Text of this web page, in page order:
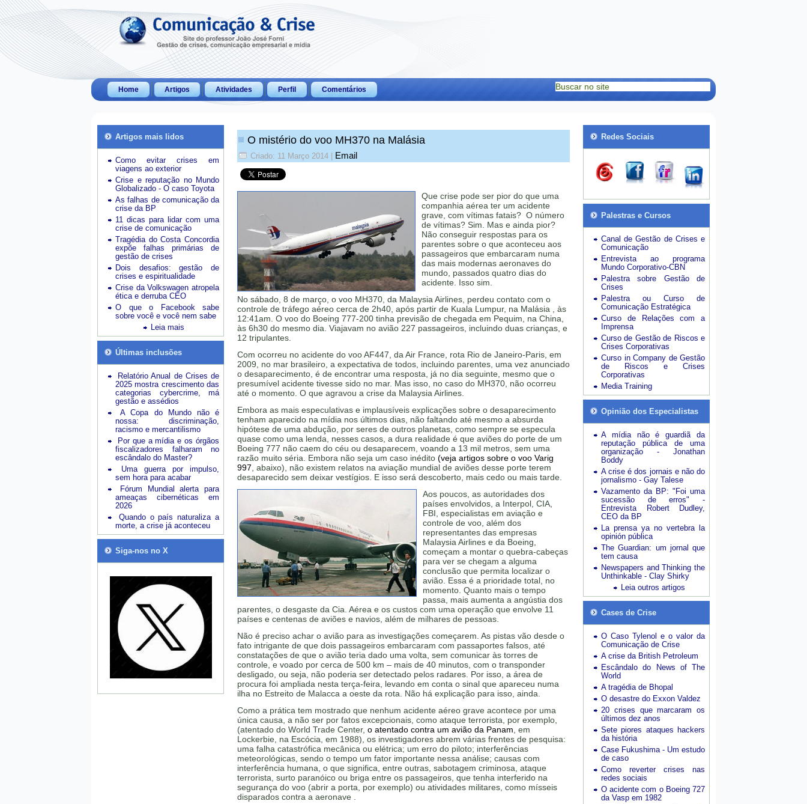
Home Artigos Atividades Perfil Comentários
Artigos mais lidos
Como evitar crises em
viagens ao exterior
Crise e reputação no Mundo
Globalizado - O caso Toyota
As falhas de comunicação da
crise da BP
11 dicas para lidar com uma
crise de comunicação
Tragédia do Costa Concordia
expõe falhas primárias de
gestão de crises
Dois desafios: gestão de
crises e espiritualidade
Crise da Volkswagen atropela
ética e derruba CEO
O que o Facebook sabe
sobre você e você nem sabe
Leia mais
Últimas inclusões
Relatório Anual de Crises de
2025 mostra crescimento das
categorias cybercrime, má
gestão e assédios
A Copa do Mundo não é
nossa: discriminação,
racismo e mercantilismo
Por que a mídia e os órgãos
fiscalizadores falharam no
escândalo do Master?
Uma guerra por impulso,
sem hora para acabar
Fórum Mundial alerta para
ameaças cibernéticas em
2026
Quando o país naturaliza a
morte, a crise já aconteceu
Siga-nos no X
O mistério do voo MH370 na Malásia
Criado: 11 Março 2014 Email
Que crise pode ser pior do que uma
companhia aérea ter um acidente
grave, com vítimas fatais? O número
de vítimas? Sim. Mas e ainda pior?
Não conseguir respostas para os
parentes sobre o que aconteceu aos
passageiros que embarcaram numa
das mais modernas aeronaves do
mundo, passados quatro dias do
acidente. Isso sim.
No sábado, 8 de março, o voo MH370, da Malaysia Airlines, perdeu contato com o
controle de tráfego aéreo cerca de 2h40, após partir de Kuala Lumpur, na Malásia , às
12:41am. O voo do Boeing 777-200 tinha previsão de chegada em Pequim, na China,
às 6h30 do mesmo dia. Viajavam no avião 227 passageiros, incluindo duas crianças, e
12 tripulantes.
Com ocorreu no acidente do voo AF447, da Air France, rota Rio de Janeiro-Paris, em
2009, no mar brasileiro, a expectativa de todos, incluindo parentes, uma vez anunciado
o desaparecimento, é de encontrar uma resposta, já no dia seguinte, mesmo que o
presumível acidente tivesse sido no mar. Mas isso, no caso do MH370, não ocorreu
até o momento. O que agravou a crise da Malaysia Airlines.
Embora as mais especulativas e implausíveis explicações sobre o desaparecimento
tenham aparecido na mídia nos últimos dias, não faltando até mesmo a absurda
hipótese de uma abdução, por seres de outros planetas, como sempre se especula
quase como uma lenda, nesses casos, a dura realidade é que aviões do porte de um
Boeing 777 não caem do céu ou desaparecem, voando a 13 mil metros, sem uma
razão muito séria. Embora não seja um caso inédito (veja artigos sobre o voo Varig
997 , abaixo), não existem relatos na aviação mundial de aviões desse porte terem
desaparecido sem deixar vestígios. E isso será descoberto, mais cedo ou mais tarde.
Aos poucos, as autoridades dos
países envolvidos, a Interpol, CIA,
FBI, especialistas em aviação e
controle de voo, além dos
representantes das empresas
Malaysia Airlines e da Boeing,
começam a montar o quebra-cabeças
para ver se chegam a alguma
conclusão que permita localizar o
avião. Essa é a prioridade total, no
momento. Quanto mais o tempo
passa, mais aumenta a angústia dos
parentes, o desgaste da Cia. Aérea e os custos com uma operação que envolve 11
países e centenas de aviões e navios, além de milhares de pessoas.
Não é preciso achar o avião para as investigações começarem. As pistas vão desde o
fato intrigante de que dois passageiros embarcaram com passaportes falsos, até
constatações de que o avião teria dado uma volta, sem comunicar às torres de
controle, e voado por cerca de 500 km – mais de 40 minutos, com o transponder
desligado, ou seja, não poderia ser detectado pelos radares. Por isso, a área de
procura foi ampliada nesta terça-feira, levando em conta o sinal que apareceu numa
ilha no Estreito de Malacca a oeste da rota. Não há explicação para isso, ainda.
Como a prática tem mostrado que nenhum acidente aéreo grave acontece por uma
única causa, a não ser por fatos excepcionais, como ataque terrorista, por exemplo,
(atentado do World Trade Center, o atentado contra um avião da Panam , em
Lockerbie, na Escócia, em 1988), os investigadores abrem várias frentes de pesquisa:
uma falha catastrófica mecânica ou elétrica; um erro do piloto; interferências
meteorológicas, sendo o tempo um fator importante nessa análise; causas com
interferência humana, o que significa, entre outras, sabotagem criminosa, ataque
terrorista, surto paranóico ou briga entre os passageiros, que tenha interferido na
segurança do voo (abrir a porta, por exemplo) ou atividades militares, como mísseis
disparados contra a aeronave .
Redes Sociais
Palestras e Cursos
Canal de Gestão de Crises e
Comunicação
Entrevista ao programa
Mundo Corporativo-CBN
Palestra sobre Gestão de
Crises
Palestra ou Curso de
Comunicação Estratégica
Curso de Relações com a
Imprensa
Curso de Gestão de Riscos e
Crises Corporativas
Curso in Company de Gestão
de Riscos e Crises
Corporativas
Media Training
Opinião dos Especialistas
A mídia não é guardiã da
reputação pública de uma
organização - Jonathan
Boddy
A crise é dos jornais e não do
jornalismo - Gay Talese
Vazamento da BP: "Foi uma
sucessão de erros" -
Entrevista Robert Dudley,
CEO da BP
La prensa ya no vertebra la
opinión pública
The Guardian: um jornal que
tem causa
Newspapers and Thinking the
Unthinkable - Clay Shirky
Leia outros artigos
Cases de Crise
O Caso Tylenol e o valor da
Comunicação de Crise
A crise da British Petroleum
Escândalo do News of The
World
A tragédia de Bhopal
O desastre do Exxon Valdez
20 crises que marcaram os
últimos dez anos
Sete piores ataques hackers
da história
Case Fukushima - Um estudo
de caso
Como reverter crises nas
redes sociais
O acidente com o Boeing 727
da Vasp em 1982